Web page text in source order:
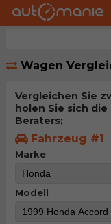
Wagen
Vergleichen Sie
holen Sie sich
Beraters;
Fahrzeug #1
Marke
Modell